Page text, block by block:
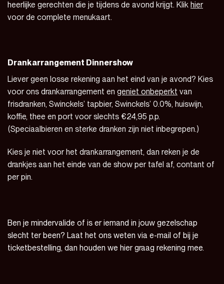
heerlijke gerechten die je tijdens de avond krijgt. Klik hier
voor de complete menukaart.
Drankarrangement Dinnershow
Liever geen losse rekening aan het eind van je avond? Kies
voor ons drankarrangement en geniet onbeperkt van
frisdranken, Swinckels’ tapbier, Swinckels’ 0.0%, huiswijn,
koffie, thee en port voor slechts €24,95 p.p.
(Speciaalbieren en sterke dranken zijn niet inbegrepen.)
Kies je niet voor het drankarrangement, dan reken je de
drankjes aan het einde van de show per tafel af, contant of
per pin.
Ben je mindervalide of is er iemand in jouw gezelschap
slecht ter been? Laat het ons weten via e-mail of bij je
ticketbestelling, dan houden we hier graag rekening mee.